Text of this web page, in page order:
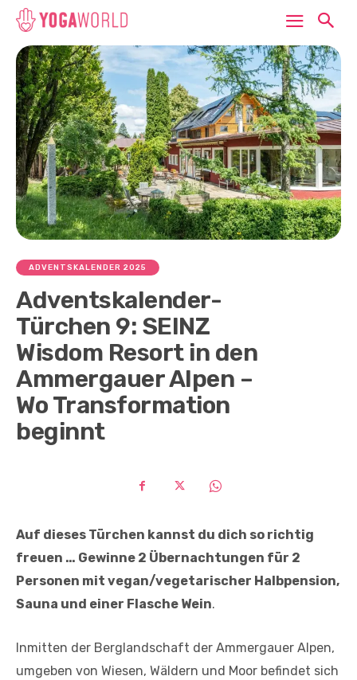
ADVENTSKALENDER 2025
Adventskalender-
Türchen 9: SEINZ
Wisdom Resort in den
Ammergauer Alpen –
Wo Transformation
beginnt
Auf dieses Türchen kannst du dich so richtig
freuen … Gewinne 2 Übernachtungen für 2
Personen mit vegan/vegetarischer Halbpension,
Sauna und einer Flasche Wein.
Inmitten der Berglandschaft der Ammergauer Alpen,
umgeben von Wiesen, Wäldern und Moor befindet sich